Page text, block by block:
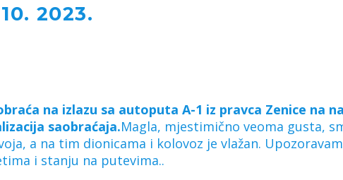
2023.
na izlazu sa autoputa A-1 iz pravca Zenice na
saobraćaja.Magla, mjestimično veoma gusta,
a na tim dionicama i kolovoz je vlažan.
i stanju na putevima..